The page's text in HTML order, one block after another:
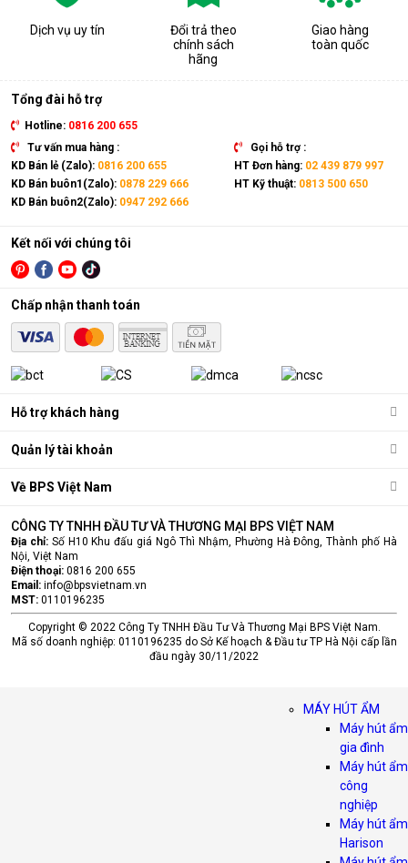
Dịch vụ uy tín
Đổi trả theo
chính sách
hãng
Giao hàng
toàn quốc
Tổng đài hỗ trợ
Hotline: 0816 200 655
Tư vấn mua hàng :
KD Bán lẻ (Zalo): 0816 200 655
KD Bán buôn1(Zalo): 0878 229 666
KD Bán buôn2(Zalo): 0947 292 666
Gọi hỗ trợ :
HT Đơn hàng: 02 439 879 997
HT Kỹ thuật: 0813 500 650
Hỗ trợ khách hàng
Quản lý tài khoản
Về BPS Việt Nam
Kết nối với chúng tôi
Chấp nhận thanh toán
CÔNG TY TNHH ĐẦU TƯ VÀ THƯƠNG MẠI BPS VIỆT NAM
Địa chỉ: Số H10 Khu đấu giá Ngô Thì Nhậm, Phường Hà Đông, Thành phố Hà
Nội, Việt Nam
Điện thoại: 0816 200 655
Email: info@bpsvietnam.vn
MST: 0110196235
Copyright © 2022 Công Ty TNHH Đầu Tư Và Thương Mại BPS Việt Nam.
Mã số doanh nghiệp: 0110196235 do Sở Kế hoạch & Đầu tư TP Hà Nội cấp lần
đầu ngày 30/11/2022
MÁY HÚT ẨM
Máy hút ẩm
gia đình
Máy hút ẩm
công
nghiệp
Máy hút ẩm
Harison